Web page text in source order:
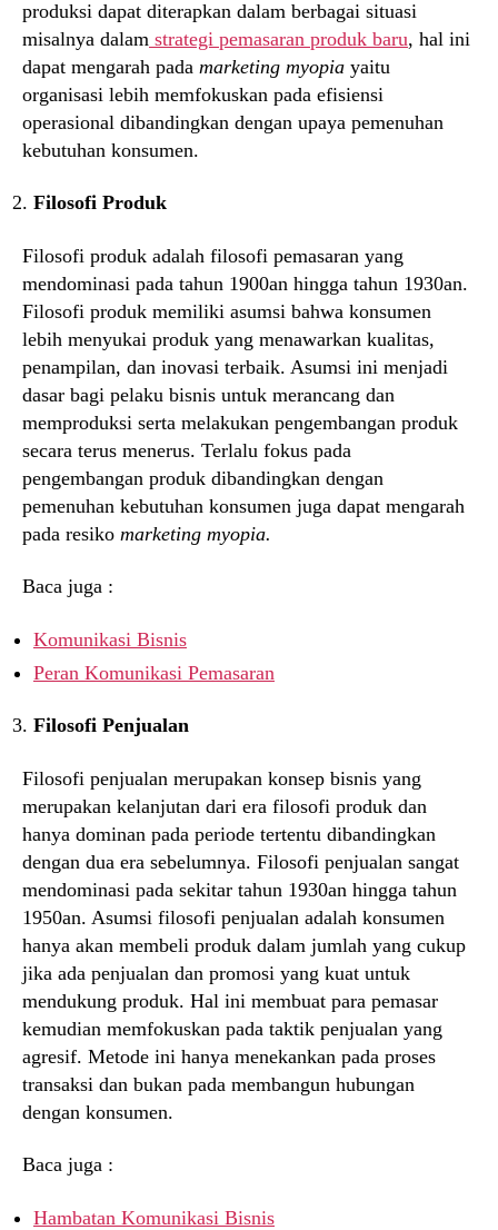
produksi dapat diterapkan dalam berbagai situasi
misalnya dalam strategi pemasaran produk baru, hal ini
dapat mengarah pada marketing myopia yaitu
organisasi lebih memfokuskan pada efisiensi
operasional dibandingkan dengan upaya pemenuhan
kebutuhan konsumen.
Filosofi Produk
Filosofi produk adalah filosofi pemasaran yang
mendominasi pada tahun 1900an hingga tahun 1930an.
Filosofi produk memiliki asumsi bahwa konsumen
lebih menyukai produk yang menawarkan kualitas,
penampilan, dan inovasi terbaik. Asumsi ini menjadi
dasar bagi pelaku bisnis untuk merancang dan
memproduksi serta melakukan pengembangan produk
secara terus menerus. Terlalu fokus pada
pengembangan produk dibandingkan dengan
pemenuhan kebutuhan konsumen juga dapat mengarah
pada resiko marketing myopia.
Baca juga :
Komunikasi Bisnis
Peran Komunikasi Pemasaran
Filosofi Penjualan
Filosofi penjualan merupakan konsep bisnis yang
merupakan kelanjutan dari era filosofi produk dan
hanya dominan pada periode tertentu dibandingkan
dengan dua era sebelumnya. Filosofi penjualan sangat
mendominasi pada sekitar tahun 1930an hingga tahun
1950an. Asumsi filosofi penjualan adalah konsumen
hanya akan membeli produk dalam jumlah yang cukup
jika ada penjualan dan promosi yang kuat untuk
mendukung produk. Hal ini membuat para pemasar
kemudian memfokuskan pada taktik penjualan yang
agresif. Metode ini hanya menekankan pada proses
transaksi dan bukan pada membangun hubungan
dengan konsumen.
Baca juga :
Hambatan Komunikasi Bisnis